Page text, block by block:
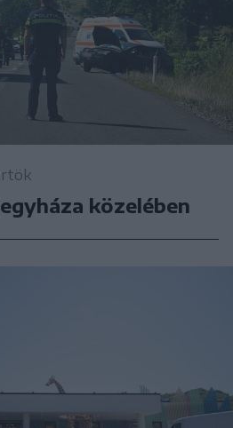
közelében